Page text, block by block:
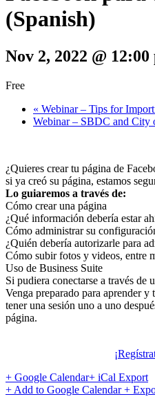
(Spanish)
Nov 2, 2022 @ 12:00
Free
« Webinar – Tips for
Webinar – SBDC and City
¿Quieres crear tu página de
si ya creó su página, estamos
Lo guiaremos a través de:
Cómo crear una página
¿Qué información debería estar
Cómo administrar su
¿Quién debería autorizarle para
Cómo subir fotos y videos, entre
Uso de Business Suite
Si pudiera conectarse a través de
Venga preparado para aprender y
tener una sesión uno a uno
página.
+ Google Calendar+ iCal Export
+ Add to Google Calendar+